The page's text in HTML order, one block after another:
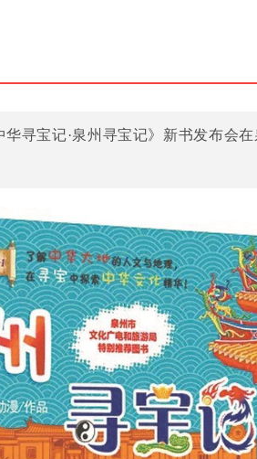
寻宝记·泉州寻宝记》新书发布会